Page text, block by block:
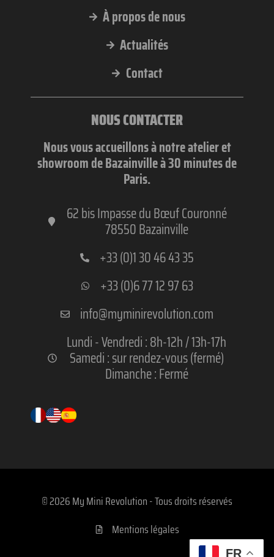
À propos de nous
Actualités
Contact
NOUS CONTACTER
Nous vous accueillons à notre atelier et
showroom de Bazainville à 30 minutes de
Paris.
62 bis Impasse du Bœuf Couronné
78550 Bazainville
+33 (0)1 30 46 43 35
+33 (0)6 77 12 97 63
info@myminirevolution.com
Lundi - Vendredi : 8h-12h / 13h-17h
Samedi : sur rendez-vous (fermé)
Dimanche : Fermé
© 2026 My Mini Revolution - Tous droits réservés
Mentions légales
FR